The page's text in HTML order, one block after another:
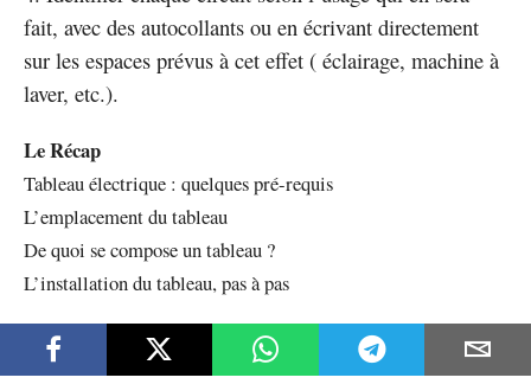
fait, avec des autocollants ou en écrivant directement
sur les espaces prévus à cet effet ( éclairage, machine à
laver, etc.).
Le Récap
Tableau électrique : quelques pré-requis
L’emplacement du tableau
De quoi se compose un tableau ?
L’installation du tableau, pas à pas